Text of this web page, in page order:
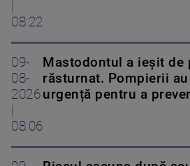
|
08:22
09-
08-
2026
|
08:06
Mastodontul a ieșit de
răsturnat. Pompierii
urgență pentru a